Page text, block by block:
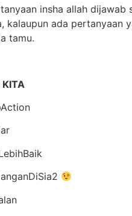
insha allah
kalaupun ada pertanyaan
tamu.
KITA